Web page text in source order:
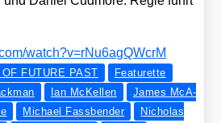
​w​a​t​c​h​?​v​=​r​N​u​6​a​g​Q​W​crM
OF FUTURE PAST
Featurette
Ian McKellen
Ja­mes McA­
Michael Fassbender
Nicholas